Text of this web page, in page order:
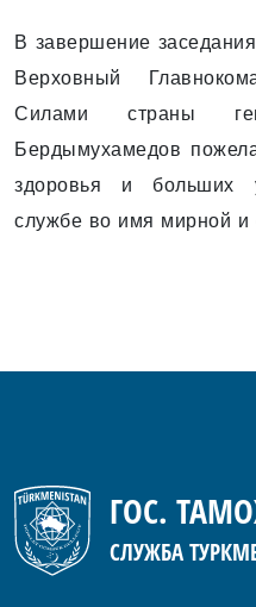
В завершение
Верховный
Силами страны
Бердымухамедов
здоровья и больших
службе во имя мирной и
ГОС.
СЛУЖБА